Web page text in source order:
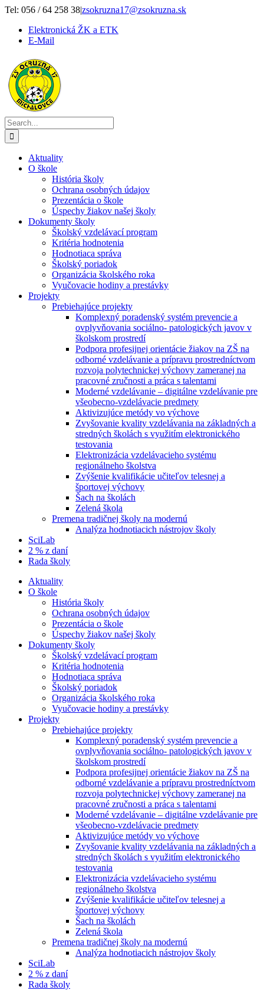
Skip
content
Tel: 056 / 64 258 38|zsokruzna17@zsokruzna.sk
Elektronická ŽK a ETK
E-Mail
Search
for:
Aktuality
O škole
História školy
Ochrana osobných údajov
Prezentácia o škole
Úspechy žiakov našej školy
Dokumenty školy
Školský vzdelávací program
Kritéria hodnotenia
Hodnotiaca správa
Školský poriadok
Organizácia školského roka
Vyučovacie hodiny a prestávky
Projekty
Prebiehajúce projekty
Komplexný poradenský systém prevencie a
ovplyvňovania sociálno- patologických javov v
školskom prostredí
Podpora profesijnej orientácie žiakov na ZŠ na
odborné vzdelávanie a prípravu prostredníctvom
rozvoja polytechnickej výchovy zameranej na
pracovné zručnosti a práca s talentami
Moderné vzdelávanie – digitálne vzdelávanie pre
všeobecno-vzdelávacie predmety
Aktivizujúce metódy vo výchove
Zvyšovanie kvality vzdelávania na základných a
stredných školách s využitím elektronického
testovania
Elektronizácia vzdelávacieho systému
regionálneho školstva
Zvýšenie kvalifikácie učiteľov telesnej a
športovej výchovy
Šach na školách
Zelená škola
Premena tradičnej školy na modernú
Analýza hodnotiacich nástrojov školy
SciLab
2 % z daní
Rada školy
Aktuality
O škole
História školy
Ochrana osobných údajov
Prezentácia o škole
Úspechy žiakov našej školy
Dokumenty školy
Školský vzdelávací program
Kritéria hodnotenia
Hodnotiaca správa
Školský poriadok
Organizácia školského roka
Vyučovacie hodiny a prestávky
Projekty
Prebiehajúce projekty
Komplexný poradenský systém prevencie a
ovplyvňovania sociálno- patologických javov v
školskom prostredí
Podpora profesijnej orientácie žiakov na ZŠ na
odborné vzdelávanie a prípravu prostredníctvom
rozvoja polytechnickej výchovy zameranej na
pracovné zručnosti a práca s talentami
Moderné vzdelávanie – digitálne vzdelávanie pre
všeobecno-vzdelávacie predmety
Aktivizujúce metódy vo výchove
Zvyšovanie kvality vzdelávania na základných a
stredných školách s využitím elektronického
testovania
Elektronizácia vzdelávacieho systému
regionálneho školstva
Zvýšenie kvalifikácie učiteľov telesnej a
športovej výchovy
Šach na školách
Zelená škola
Premena tradičnej školy na modernú
Analýza hodnotiacich nástrojov školy
SciLab
2 % z daní
Rada školy